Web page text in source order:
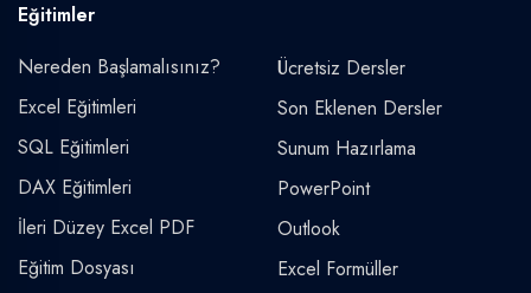
Eğitimler
Nereden Başlamalısınız?
Excel Eğitimleri
SQL Eğitimleri
DAX Eğitimleri
İleri Düzey Excel PDF
Eğitim Dosyası
Ücretsiz Dersler
Son Eklenen Dersler
Sunum Hazırlama
PowerPoint
Outlook
Excel Formüller